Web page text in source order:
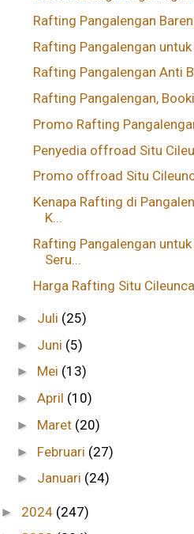
Rafting Pangalengan
Rafting Pangalengan
Rafting Pangalengan Anti
Rafting Pangalengan,
Promo Rafting
Penyedia offroad Situ
Promo offroad Situ
Kenapa Rafting di
K...
Rafting Pangalengan
Seru...
Harga Rafting Situ
► Juli (25)
► Juni (5)
► Mei (13)
►April (10)
► Maret (20)
► Februari (27)
► Januari (24)
► 2024 (247)